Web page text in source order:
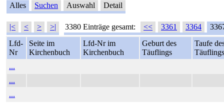
Alles Suchen Auswahl Detail
|< < > >| 3380 Einträge gesamt: << 3361 3364
Lfd-
Nr
Seite im
Kirchenbuch
Lfd-Nr im
Kirchenbuch
Geburt des
Täuflings
Taufe
Täuflings
...
...
...